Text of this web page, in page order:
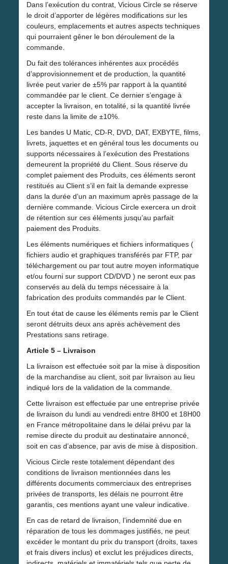
Dans l’exécution du contrat, Vicious Circle se réserve
le droit d’apporter de légères modifications sur les
couleurs, emplacements et autres aspects techniques
qui pourraient gêner le bon déroulement de la
commande.
Du fait des tolérances inhérentes aux procédés
d’approvisionnement et de production, la quantité
livrée peut varier de ±5% par rapport à la quantité
commandée par le client. Ce dernier s’engage à
accepter la livraison, en totalité, si la quantité livrée
reste dans la limite de ±10%.
Les bandes U Matic, CD-R, DVD, DAT, EXBYTE, films,
livrets, jaquettes et en général tous les documents ou
supports nécessaires à l’exécution des Prestations
demeurent la propriété du Client. Sous réserve du
complet paiement des Produits, ces éléments seront
restitués au Client s’il en fait la demande expresse
dans la durée d’un an maximum après passage de la
dernière commande. Vicious Circle exercera un droit
de rétention sur ces éléments jusqu’au parfait
paiement des Produits.
Les éléments numériques et fichiers informatiques (
fichiers audio et graphiques transférés par FTP, par
téléchargement ou par tout autre moyen informatique
et/ou fourni sur support CD/DVD ) ne seront eux pas
conservés au delà du temps nécessaire à la
fabrication des produits commandés par le Client.
En tout état de cause les éléments remis par le Client
seront détruits deux ans après achèvement des
Prestations sans retirage.
Article 5 – Livraison
La livraison est effectuée soit par la mise à disposition
de la marchandise au client, soit par livraison au lieu
indiqué lors de la validation de la commande.
Cette livraison est effectuée par une entreprise privée
de livraison du lundi au vendredi entre 8H00 et 18H00
en France métropolitaine dans le délai prévu par la
remise directe du produit au destinataire annoncé,
soit en cas d’absence, par avis de mise à disposition.
Vicious Circle reste totalement dépendant des
conditions de livraison mentionnées dans les
différents documents commerciaux des entreprises
privées de transports, les délais ne pourront être
garantis, ces mentions ayant une valeur indicative.
En cas de retard de livraison, l’indemnité due en
réparation de tous les dommages justifiés, ne peut
excéder le montant du prix du transport (droits, taxes
et frais divers inclus) et exclut les préjudices directs,